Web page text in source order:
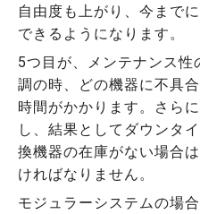
自由度も上がり、今まで
できるようになります。
5つ目が、メンテナンス性
調の時、どの機器に不具
時間がかかります。さら
し、結果としてダウンタ
換機器の在庫がない場合
ければなりません。
モジュラーシステムの場